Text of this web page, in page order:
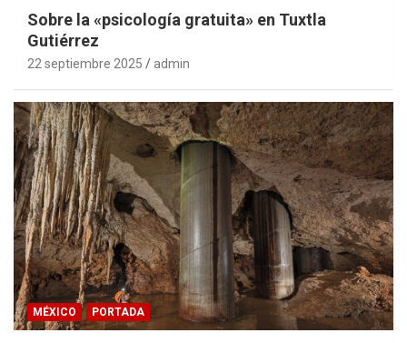
Sobre la «psicología gratuita» en Tuxtla
Gutiérrez
22 septiembre 2025 admin
MÉXICO PORTADA